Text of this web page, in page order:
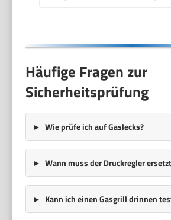
Häufige Fragen zur
Sicherheitsprüfung
Wie prüfe ich auf Gaslecks?
Wann muss der Druckregler
Kann ich einen Gasgrill drinnen